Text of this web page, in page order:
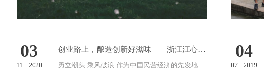
03
11 . 2020
创业路上，酿造创新好滋味——浙江江心调
味食品有限公司总裁邵少卿专访
勇立潮头 乘风破浪 作为中国民营经济的先发地、
04
07 . 2019